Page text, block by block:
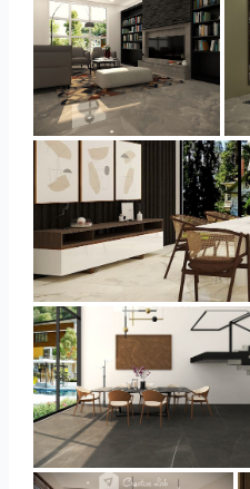
YUSMAN_LIVING
YUSMAN_DINING
YUSMAN_DINING